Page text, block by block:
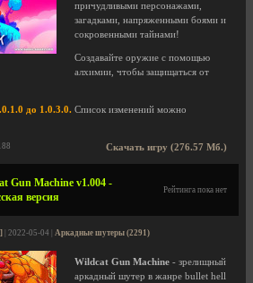
причудливыми персонажами,
загадками, напряженными боями и
сокровенными тайнами!
Создавайте оружие с помощью
алхимии, чтобы защищаться от
до 1.0.3.0. Список изменений можно
Скачать игру (276.57 Мб.)
Gun Machine v1.004 -
версия
Рейтинга пока нет
| 2022-05-04 | Аркадные шутеры (2291)
Wildcat Gun Machine - зрелищный
аркадный шутер в жанре bullet hell